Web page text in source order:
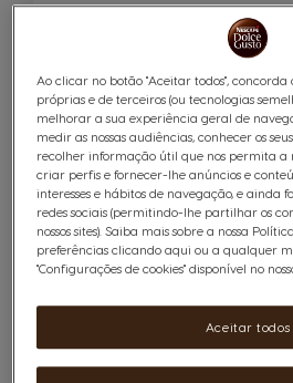
NEO Signature
Cápsulas:x12
Ao clicar no botão "Aceitar todos", concorda
próprias e de terceiros (ou tecnologias
melhorar a sua experiência geral de
medir as nossas audiências, conhecer os
recolher informação útil que nos permita a
criar perfis e fornecer-lhe anúncios e
interesses e hábitos de navegação, e ainda
redes sociais (permitindo-lhe partilhar os
nossos sites). Saiba mais sobre a nossa
preferências clicando aqui ou a qualquer
"Configurações de cookies" disponível no
Aceitar todos